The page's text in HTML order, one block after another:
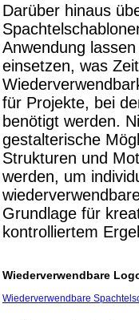
Darüber hinaus
Anwendung
einsetzen, was
für Projekte, bei
benötigt werden.
gestalterische
Strukturen und
werden, um
Grundlage für
kontrolliertem
Wiederverwendbare
Wiederverwendbare